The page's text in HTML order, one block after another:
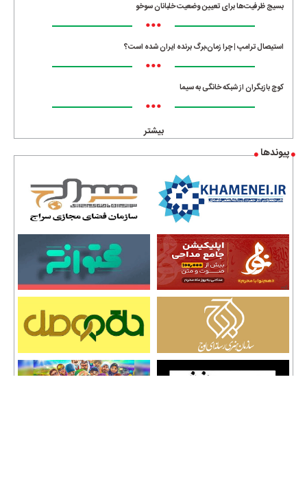
بسیج ظرفیت‌ها برای تعیین وضعیت خلبانان سوخو
•••
استیصال ترامپ | چرا زمان،برگ برنده ایران شده است؟
•••
کوچ بازیگران از شبکه خانگی به سیما
•••
بیشتر
پیوندها